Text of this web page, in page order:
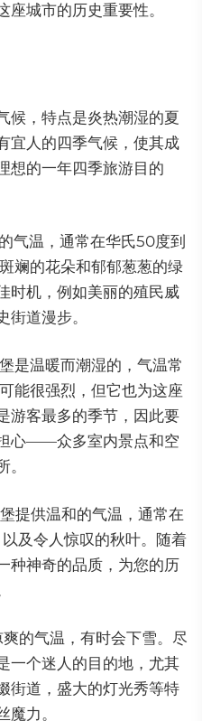
城市的历史重要性。
候，特点是炎热潮湿的夏
宜人的四季气候，使其成
想的一年四季旅游目的
气温，通常在华氏50度到
斓的花朵和郁郁葱葱的绿
时机，例如美丽的殖民威
街道漫步。
是温暖而潮湿的，气温常
能很强烈，但它也为这座
游客最多的季节，因此要
心——众多室内景点和空
提供温和的气温，通常在
及令人惊叹的秋叶。随着
种神奇的品质，为您的历
的气温，有时会下雪。尽
一个迷人的目的地，尤其
街道，盛大的灯光秀等特
力。